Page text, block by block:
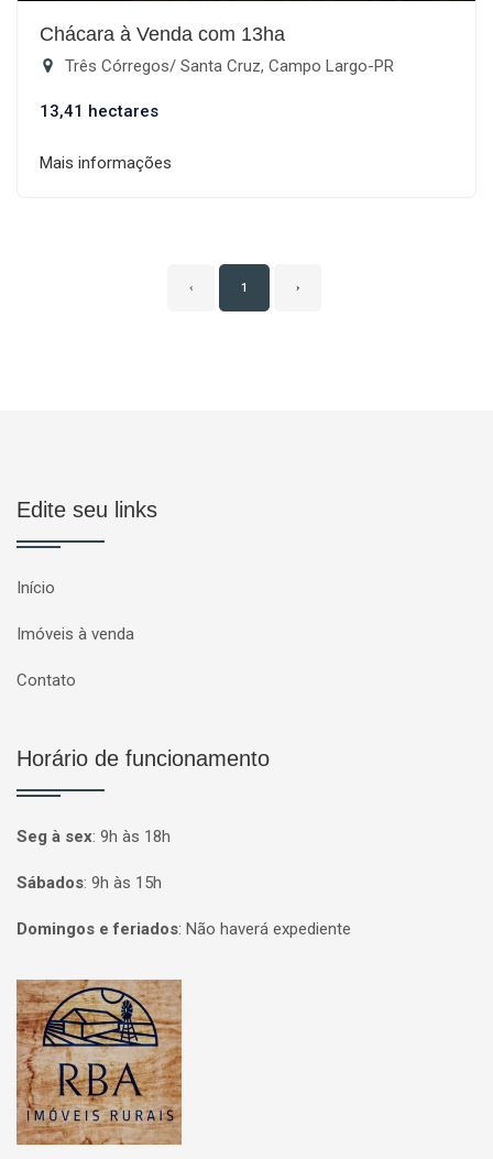
Chácara à Venda com 13ha
Três Córregos/ Santa Cruz, Campo Largo-PR
13,41 hectares
Mais informações
‹ 1 ›
Edite seu links
Início
Imóveis à venda
Contato
Horário de funcionamento
Seg à sex: 9h às 18h
Sábados: 9h às 15h
Domingos e feriados: Não haverá expediente
Página inicial